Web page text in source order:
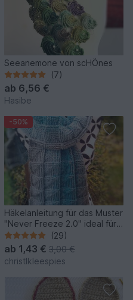
Seeanemone von scHÖnes
(7)
ab 6,56 €
Hasibe
-50%
Häkelanleitung für das Muster
"Never Freeze 2.0" ideal für
Schals, Kissen oder Decken!
(29)
ab 1,43 € 3,00 €
christlkleespies